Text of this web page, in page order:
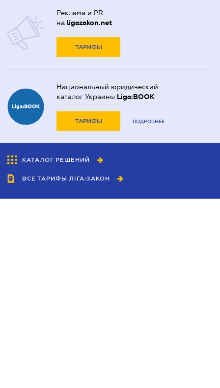
Реклама и PR
на ligazakon.net
ТАРИФЫ
Национальный юридический
каталог Украины Liga:BOOK
ТАРИФЫ ПОДРОБНЕЕ
КАТАЛОГ РЕШЕНИЙ
ВСЕ ТАРИФЫ ЛІГА:ЗАКОН